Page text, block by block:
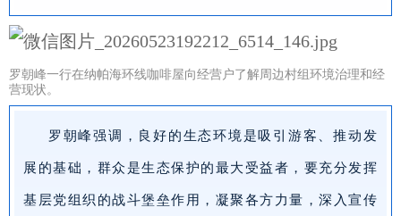
罗朝峰一行在纳帕海环线咖啡屋向经营户了解周边村组环境治理和经
营现状。
罗朝峰强调，良好的生态环境是吸引游客、推动发
展的基础，群众是生态保护的最大受益者，要充分发挥
基层党组织的战斗堡垒作用，凝聚各方力量，深入宣传